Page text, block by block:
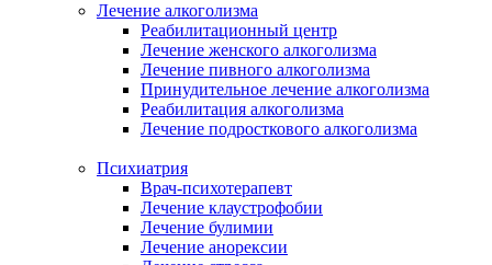
Лечение алкоголизма
Реабилитационный центр
Лечение женского алкоголизма
Лечение пивного алкоголизма
Принудительное лечение алкоголизма
Реабилитация алкоголизма
Лечение подросткового алкоголизма
Психиатрия
Врач-психотерапевт
Лечение клаустрофобии
Лечение булимии
Лечение анорексии